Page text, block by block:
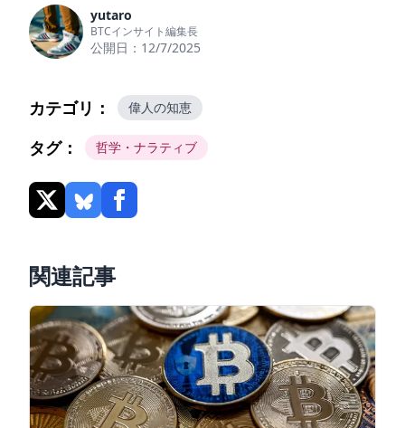
yutaro
BTCインサイト編集長
公開日： 12/7/2025
カテゴリ： 偉人の知恵
タグ： 哲学・ナラティブ
関連記事